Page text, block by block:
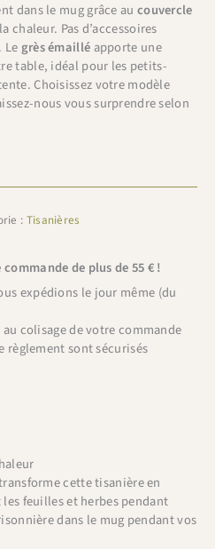
dans le mug grâce au couvercle
chaleur. Pas d’accessoires
Legrès émailléapporte une
table, idéal pour les petits-
Choisissez votre modèle
nous vous surprendre selon
: Tisanières
de plus de 55 € !
expédions le jour même (du
colisage de votre commande
règlement sont sécurisés
cette tisanière en
feuilles et herbes pendant
dans le mug pendant vos